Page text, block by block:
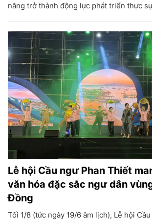
năng trở thành động lực phát triển thực
Lễ hội Cầu ngư Phan Thiết
văn hóa đặc sắc ngư dân
Đồng
Tối 1/8 (tức ngày 19/6 âm lịch), Lễ hội